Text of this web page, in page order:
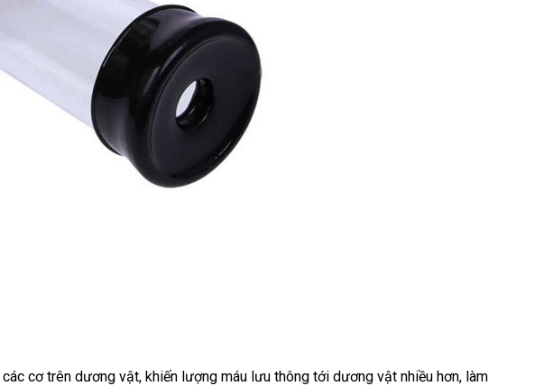
qua
các cơ trên dương vậtkhuyến
, khiến lượng máu lưu thông tới dương vật nhiều hơnđăng
, làm